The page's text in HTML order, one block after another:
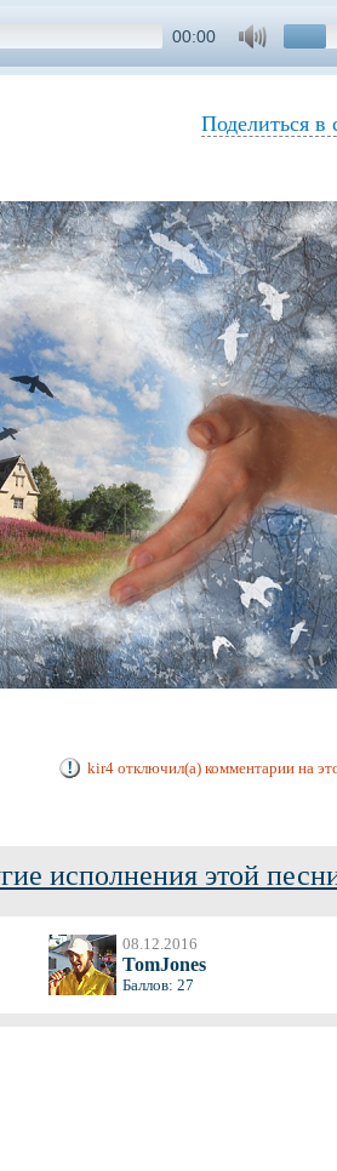
00:00
Поделиться в
kir4 отключил(а) комментарии на
исполнения этой
08.12.2016
TomJones
Баллов: 27